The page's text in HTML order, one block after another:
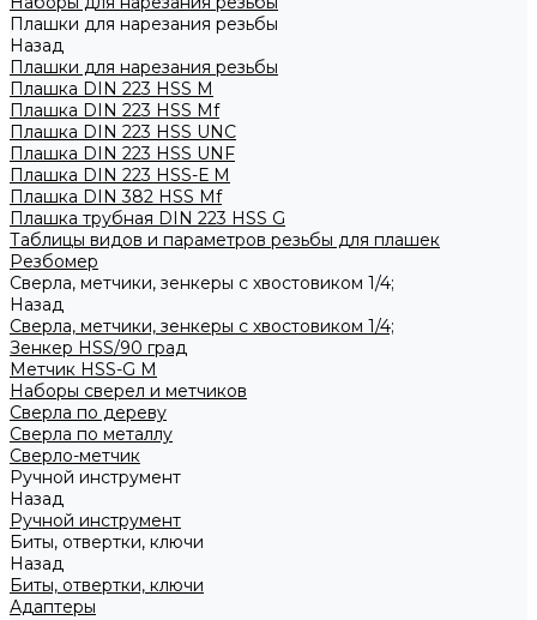
Плашки для нарезания резьбы
Назад
Плашки для нарезания резьбы
Плашка DIN 223 HSS M
Плашка DIN 223 HSS Mf
Плашка DIN 223 HSS UNC
Плашка DIN 223 HSS UNF
Плашка DIN 223 HSS-Е M
Плашка DIN 382 HSS Mf
Плашка трубная DIN 223 HSS G
Таблицы видов и параметров резьбы для плашек
Резбомер
Сверла, метчики, зенкеры с хвостовиком 1/4;
Назад
Сверла, метчики, зенкеры с хвостовиком 1/4;
Зенкер HSS/90 град
Метчик HSS-G М
Наборы сверел и метчиков
Сверла по дереву
Сверла по металлу
Сверло-метчик
Ручной инструмент
Назад
Ручной инструмент
Биты, отвертки, ключи
Назад
Биты, отвертки, ключи
Адаптеры